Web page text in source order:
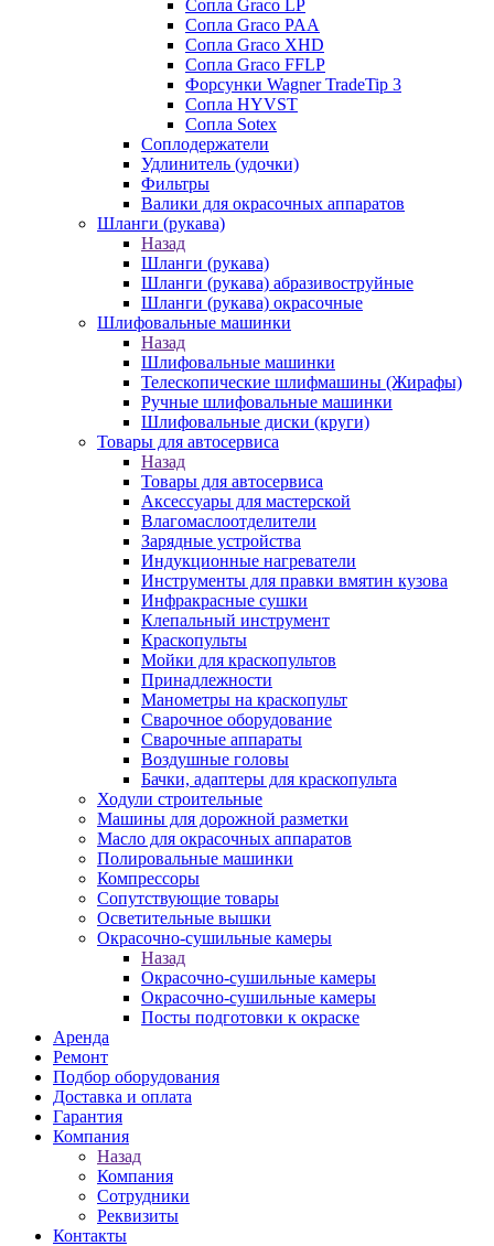
Сопла Graco LP
Сопла Graco PAA
Сопла Graco XHD
Сопла Graco FFLP
Форсунки Wagner TradeTip 3
Сопла HYVST
Сопла Sotex
Соплодержатели
Удлинитель (удочки)
Фильтры
Валики для окрасочных аппаратов
Шланги (рукава)
Назад
Шланги (рукава)
Шланги (рукава) абразивоструйные
Шланги (рукава) окрасочные
Шлифовальные машинки
Назад
Шлифовальные машинки
Телескопические шлифмашины (Жирафы)
Ручные шлифовальные машинки
Шлифовальные диски (круги)
Товары для автосервиса
Назад
Товары для автосервиса
Аксессуары для мастерской
Влагомаслоотделители
Зарядные устройства
Индукционные нагреватели
Инструменты для правки вмятин кузова
Инфракрасные сушки
Клепальный инструмент
Краскопульты
Мойки для краскопультов
Принадлежности
Манометры на краскопульт
Сварочное оборудование
Сварочные аппараты
Воздушные головы
Бачки, адаптеры для краскопульта
Ходули строительные
Машины для дорожной разметки
Масло для окрасочных аппаратов
Полировальные машинки
Компрессоры
Сопутствующие товары
Осветительные вышки
Окрасочно-сушильные камеры
Назад
Окрасочно-сушильные камеры
Окрасочно-сушильные камеры
Посты подготовки к окраске
Аренда
Ремонт
Подбор оборудования
Доставка и оплата
Гарантия
Компания
Назад
Компания
Сотрудники
Реквизиты
Контакты